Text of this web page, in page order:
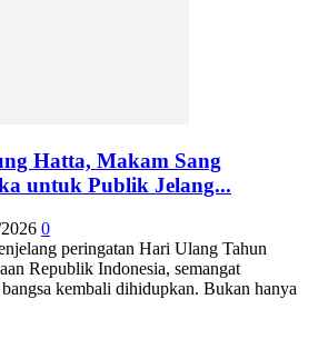
Hatta, Makam Sang
untuk Publik Jelang...
0
peringatan Hari Ulang Tahun
Republik Indonesia, semangat
kembali dihidupkan. Bukan hanya